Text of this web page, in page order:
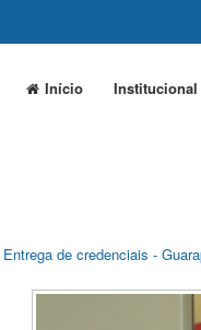
Início Institucional
Entrega de credenciais -